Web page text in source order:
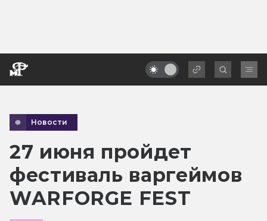
Новости
27 июня пройдет
фестиваль варгеймов
WARFORGE FEST